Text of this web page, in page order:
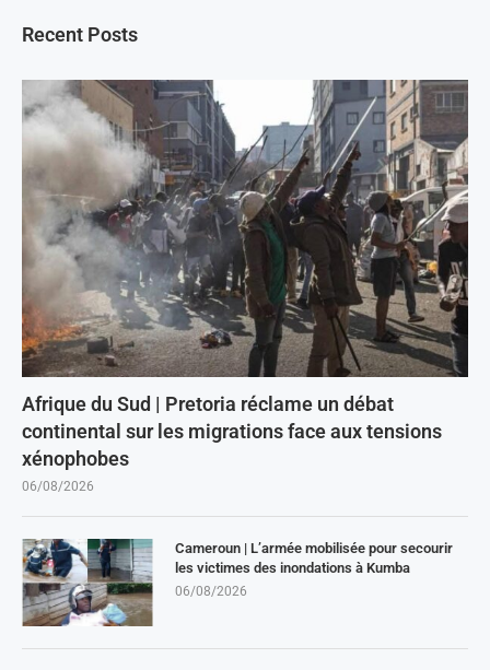
Recent Posts
Afrique du Sud | Pretoria réclame un débat
continental sur les migrations face aux tensions
xénophobes
06/08/2026
Cameroun | L’armée mobilisée pour secourir
les victimes des inondations à Kumba
06/08/2026